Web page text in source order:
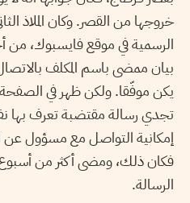
خروجها من القصر. وكان الملاذ
الرسمية في موقع فايسبوك،
بيان ممضى باسم المكلف
يكن موفّقا. ولكن ظهر في الصفحة
تجدي رسالة مقتضبة تعرف
إمكانية التواصل مع مسؤول عن
فكان ذلك، ومضى أكثر من
الرسالة.